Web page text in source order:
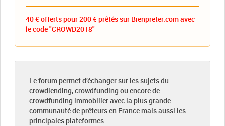
40 € offerts pour 200 € prêtés sur Bienpreter.com avec
le code "CROWD2018"
Le forum permet d’échanger sur les sujets du
crowdlending, crowdfunding ou encore de
crowdfunding immobilier avec la plus grande
communauté de prêteurs en France mais aussi les
principales plateformes